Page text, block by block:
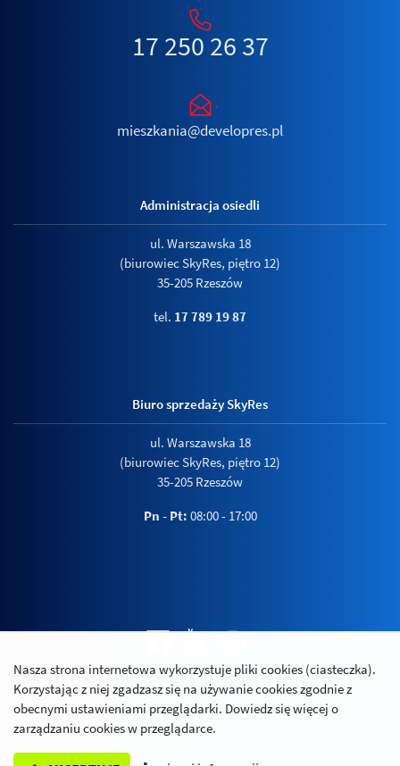
17 250 26 37
mieszkania@developres.pl
Administracja osiedli
ul. Warszawska 18
(biurowiec SkyRes, piętro 12)
35-205 Rzeszów
tel. 17 789 19 87
Biuro sprzedaży SkyRes
ul. Warszawska 18
(biurowiec SkyRes, piętro 12)
35-205 Rzeszów
Pn - Pt: 08:00 - 17:00
Polityka prywatności
Relacje inwestorskie
Nasza strona internetowa wykorzystuje pliki cookies (ciasteczka).
Korzystając z niej zgadzasz się na używanie cookies zgodnie z
obecnymi ustawieniami przeglądarki. Dowiedz się więcej o
zarządzaniu cookies w przeglądarce.